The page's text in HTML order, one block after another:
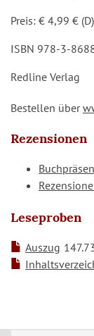
Preis: € 4,99 € (D)
ISBN 978-3-
Redline Verlag
Bestellen über
Rezensionen
Leseproben
Auszug